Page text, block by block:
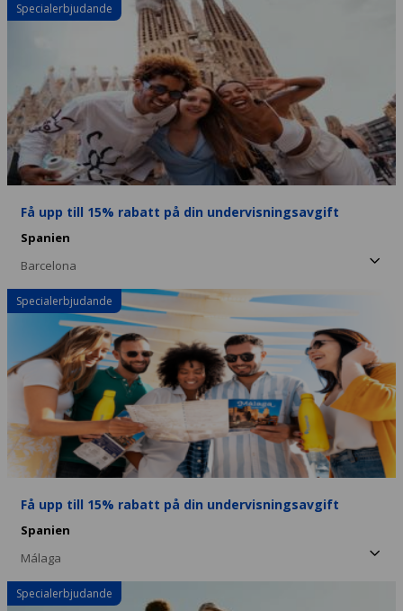
Specialerbjudande
Få upp till 15% rabatt på din undervisningsavgift
Spanien
Barcelona
Specialerbjudande
Få upp till 15% rabatt på din undervisningsavgift
Spanien
Málaga
Specialerbjudande